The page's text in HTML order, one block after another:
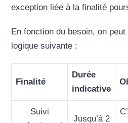
exception liée à la finalité
En fonction du besoin, on
logique suivante :
Finalité
Durée
indicative
Suivi
Jusqu’à 2